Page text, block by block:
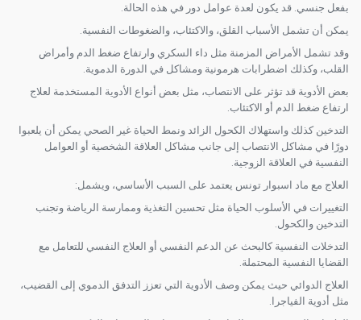
بفعل جنسي. قد يكون لعدة عوامل دور في هذه الحالة.
يمكن أن تشمل الأسباب القلق، والاكتئاب، والضغوطات النفسية.
وقد تشمل الأمراض المزمنة مثل داء السكري وارتفاع ضغط الدم وأمراض
القلب، وكذلك اضطرابات هرمونية ومشاكل في الدورة الدموية.
بعض الأدوية قد تؤثر على الانتصاب، مثل بعض أنواع الأدوية المستخدمة لعلاج
ارتفاع ضغط الدم أو الاكتئاب.
التدخين كذلك واستهلاك الكحول الزائد ونمط الحياة غير الصحي يمكن أن يلعبوا
دورًا في مشاكل الانتصاب إلى جانب مشاكل العلاقة الشخصية أو العوامل
النفسية في العلاقة الزوجية.
العلاج مع ماد اسبوار تونس يعتمد على السبب الأساسي، ويشمل:
التغييرات في الأسلوب الحياة مثل تحسين التغذية وممارسة الرياضة وتجنب
التدخين والكحول.
التدخلات النفسية كالبحث عن الدعم النفسي أو العلاج النفسي للتعامل مع
القضايا النفسية المحتملة.
العلاج الدوائي حيث يمكن وصف الأدوية التي تعزز التدفق الدموي إلى القضيب،
مثل أدوية الفياجرا.